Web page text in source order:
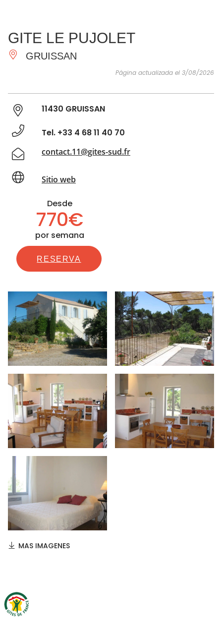
IMPRESCINDIBLES
HACER
INSPIRACIONES
GITE LE PUJOLET
GRUISSAN
Página actualizada el 3/08/2026
11430 GRUISSAN
Tel. +33 4 68 11 40 70
contact.11@gites-sud.fr
Sitio web
Desde
770€
por semana
RESERVA
MAS IMAGENES